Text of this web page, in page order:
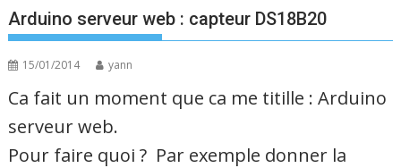
Arduino serveur web : capteur DS18B20
15/01/2014 yann
Ca fait un moment que ca me titille : Arduino
serveur web.
Pour faire quoi ? Par exemple donner la